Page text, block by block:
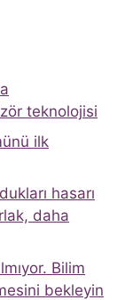
teknolojisi
ilk
hasarı
daha
Bilim
bekleyin